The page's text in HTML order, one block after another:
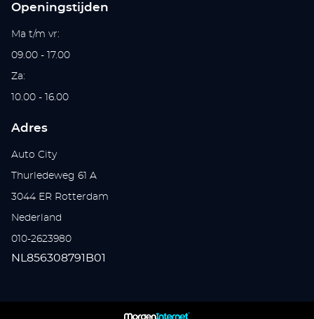
Openingstijden
Ma t/m vr:
09.00 - 17.00
Za:
10.00 - 16.00
Adres
Auto City
Thurledeweg 61 A
3044 ER Rotterdam
Nederland
010-2623980
NL856308791B01